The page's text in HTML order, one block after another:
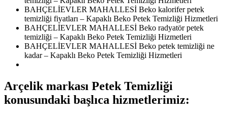
BAHÇELİEVLER MAHALLESİ Beko kalorifer petek
temizliği fiyatları – Kapaklı Beko Petek Temizliği Hizmetleri
BAHÇELİEVLER MAHALLESİ Beko radyatör petek
temizliği – Kapaklı Beko Petek Temizliği Hizmetleri
BAHÇELİEVLER MAHALLESİ Beko petek temizliği ne
kadar – Kapaklı Beko Petek Temizliği Hizmetleri
Arçelik markası Petek Temizliği
konusundaki başlıca hizmetlerimiz: